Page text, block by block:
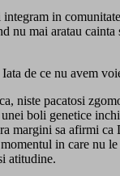
in
mai aratau
de ce nu avem
pacatosi
boli genetice
sa afirmi
in care nu
atitudine.